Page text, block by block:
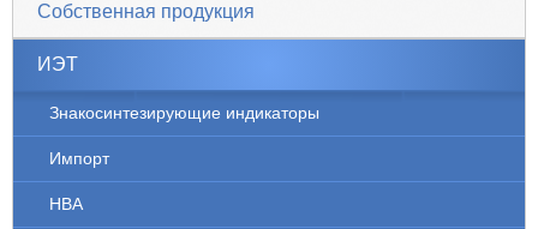
Собственная продукция
ИЭТ
Знакосинтезирующие индикаторы
Импорт
НВА